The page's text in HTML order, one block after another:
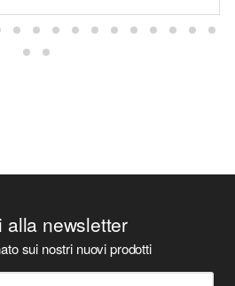
alla newsletter
sui nostri nuovi prodotti